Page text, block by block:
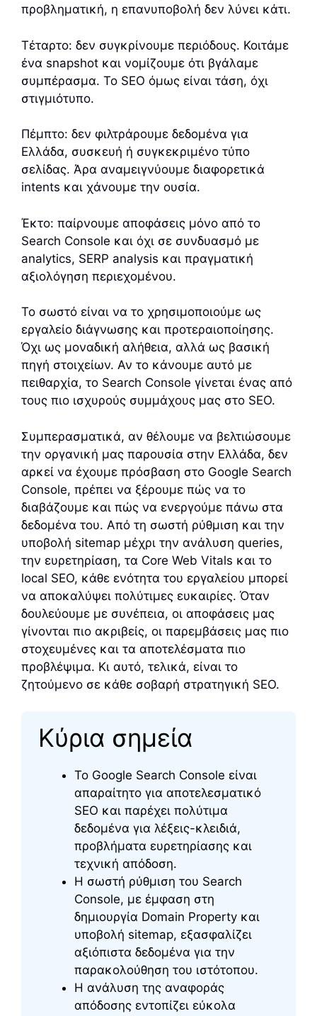
προβληματική, η επανυποβολή δεν λύνει κάτι.
Τέταρτο: δεν συγκρίνουμε περιόδους. Κοιτάμε
ένα snapshot και νομίζουμε ότι βγάλαμε
συμπέρασμα. Το SEO όμως είναι τάση, όχι
στιγμιότυπο.
Πέμπτο: δεν φιλτράρουμε δεδομένα για
Ελλάδα, συσκευή ή συγκεκριμένο τύπο
σελίδας. Άρα αναμειγνύουμε διαφορετικά
intents και χάνουμε την ουσία.
Έκτο: παίρνουμε αποφάσεις μόνο από το
Search Console και όχι σε συνδυασμό με
analytics, SERP analysis και πραγματική
αξιολόγηση περιεχομένου.
Το σωστό είναι να το χρησιμοποιούμε ως
εργαλείο διάγνωσης και προτεραιοποίησης.
Όχι ως μοναδική αλήθεια, αλλά ως βασική
πηγή στοιχείων. Αν το κάνουμε αυτό με
πειθαρχία, το Search Console γίνεται ένας από
τους πιο ισχυρούς συμμάχους μας στο SEO.
Συμπερασματικά, αν θέλουμε να βελτιώσουμε
την οργανική μας παρουσία στην Ελλάδα, δεν
αρκεί να έχουμε πρόσβαση στο Google Search
Console, πρέπει να ξέρουμε πώς να το
διαβάζουμε και πώς να ενεργούμε πάνω στα
δεδομένα του. Από τη σωστή ρύθμιση και την
υποβολή sitemap μέχρι την ανάλυση queries,
την ευρετηρίαση, τα Core Web Vitals και το
local SEO, κάθε ενότητα του εργαλείου μπορεί
να αποκαλύψει πολύτιμες ευκαιρίες. Όταν
δουλεύουμε με συνέπεια, οι αποφάσεις μας
γίνονται πιο ακριβείς, οι παρεμβάσεις μας πιο
στοχευμένες και τα αποτελέσματα πιο
προβλέψιμα. Κι αυτό, τελικά, είναι το
ζητούμενο σε κάθε σοβαρή στρατηγική SEO.
Κύρια σημεία
Το Google Search Console είναι
απαραίτητο για αποτελεσματικό
SEO και παρέχει πολύτιμα
δεδομένα για λέξεις-κλειδιά,
προβλήματα ευρετηρίασης και
τεχνική απόδοση.
Η σωστή ρύθμιση του Search
Console, με έμφαση στη
δημιουργία Domain Property και
υποβολή sitemap, εξασφαλίζει
αξιόπιστα δεδομένα για την
παρακολούθηση του ιστότοπου.
Η ανάλυση της αναφοράς
απόδοσης εντοπίζει εύκολα